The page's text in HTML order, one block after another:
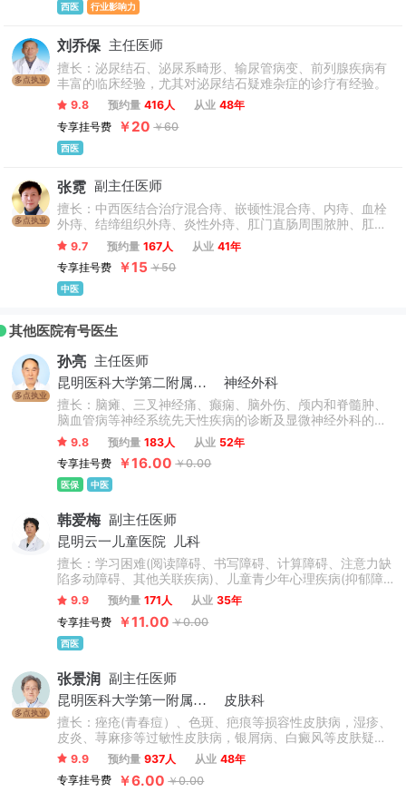
西医 行业影响力
多点执业
刘乔保 主任医师
擅长：泌尿结石、泌尿系畸形、输尿管病变、前列腺疾病有
丰富的临床经验，尤其对泌尿结石疑难杂症的诊疗有经验。
9.8 预约量 416人 从业 48年
专享挂号费
￥20 ￥60
西医
多点执业
张霓 副主任医师
擅长：中西医结合治疗混合痔、嵌顿性混合痔、内痔、血栓
外痔、结缔组织外痔、炎性外痔、肛门直肠周围脓肿、肛
瘘、陈旧性肛裂、、肛乳头增生肥大、肛乳头瘤、直肠阴道
瘘、直肠会阴瘘、肛管会阴瘘、肛管前庭瘘、直肠息肉、直
肠腺瘤、直肠黏膜肿块结节、出口梗阻性便秘、顽固性便
秘、肛旁肿物等疑难肛肠疾病
9.7 预约量 167人 从业 41年
专享挂号费
￥15 ￥50
中医
其他医院有号医生
多点执业
孙亮 主任医师
昆明医科大学第二附属医院
神经外科
擅长：脑瘫、三叉神经痛、癫痫、脑外伤、颅内和脊髓肿、
脑血管病等神经系统先天性疾病的诊断及显微神经外科的手
术治疗等。
9.8 预约量 183人 从业 52年
专享挂号费
￥16.00 ￥0.00
医保 中医
韩爱梅 副主任医师
昆明云一儿童医院
儿科
擅长：学习困难(阅读障碍、书写障碍、计算障碍、注意力缺
陷多动障碍、其他关联疾病)、儿童青少年心理疾病(抑郁障
碍焦虑障碍、叛逆、厌学、对立违抗、悲观厌世、品行障
碍、睡眠障碍、抽动障碍、强迫障碍)、自闭症谱系障碍、发
育迟缓、智力发育落后、生长发育迟缓、语言发育迟缓、矮
小症、性早熟、遗尿症等儿科疑难疾病。
9.9 预约量 171人 从业 35年
专享挂号费
￥11.00 ￥0.00
西医
多点执业
张景润 副主任医师
昆明医科大学第一附属医院
皮肤科
擅长：痤疮(青春痘）、色斑、疤痕等损容性皮肤病，湿疹、
皮炎、荨麻疹等过敏性皮肤病，银屑病、白癜风等皮肤疑难
病，带状疱疹、疣等病毒性皮肤病及多型日光疹、光敏性皮
炎的诊治。可针对不同年龄阶段的患者制定个性治疗方案，
治疗周期短、疗效显著。
9.9 预约量 937人 从业 48年
专享挂号费
￥6.00 ￥0.00